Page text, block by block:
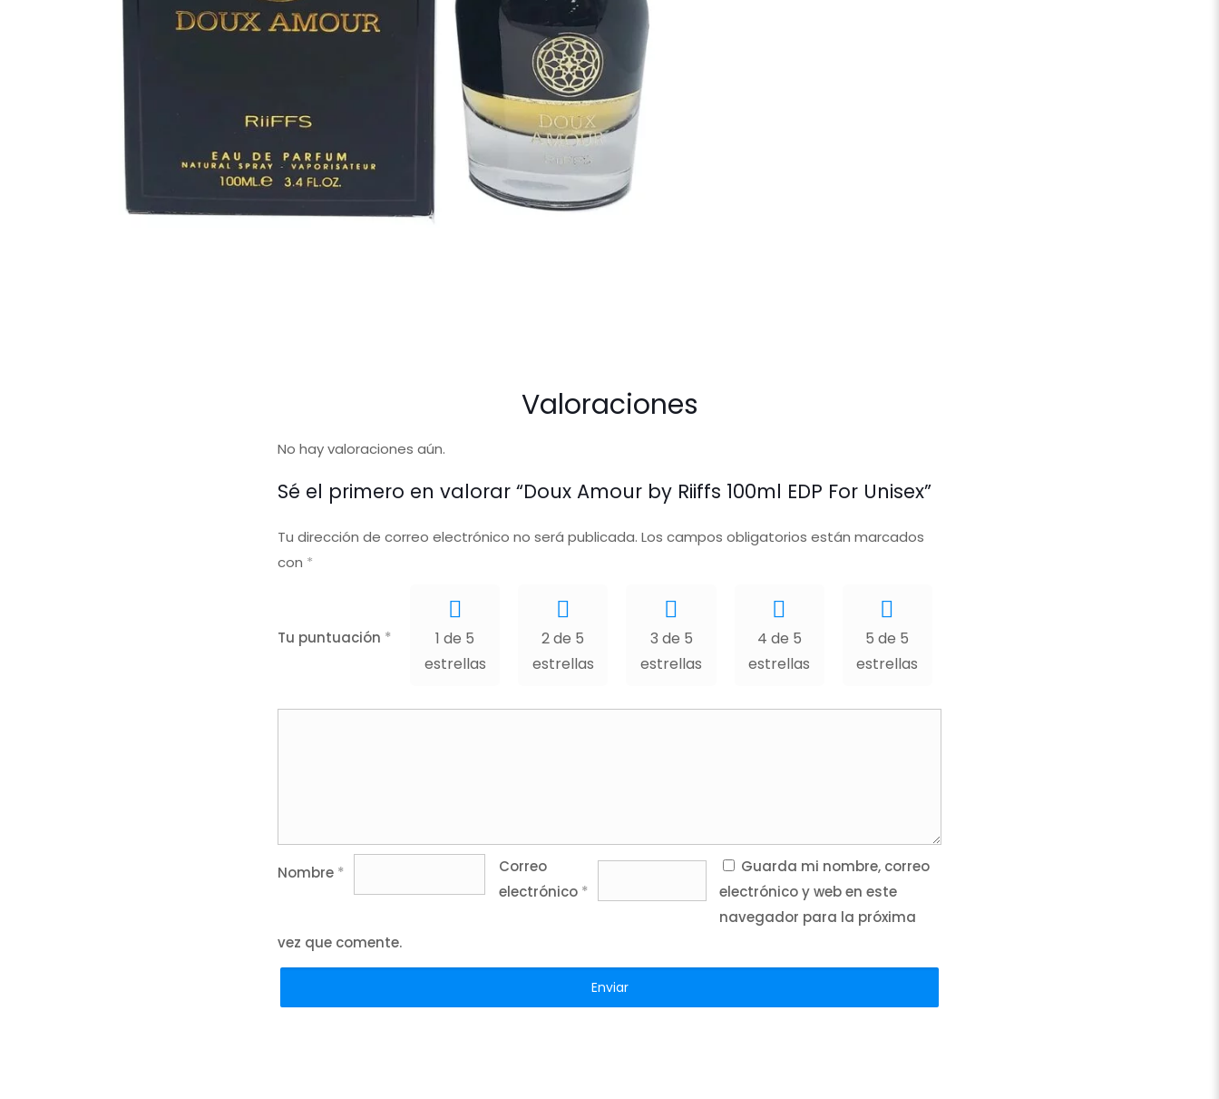
Valoraciones
No hay valoraciones aún.
Sé el primero en valorar “Doux Amour by Riiffs 100ml EDP For Unisex”
Tu dirección de correo electrónico no será publicada. Los campos obligatorios están marcados
con *
Tu puntuación *
1 de 5
estrellas
2 de 5
estrellas
3 de 5
estrellas
4 de 5
estrellas
5 de 5
estrellas
Nombre *
Correo
electrónico *
Guarda mi nombre, correo
electrónico y web en este
navegador para la próxima
vez que comente.